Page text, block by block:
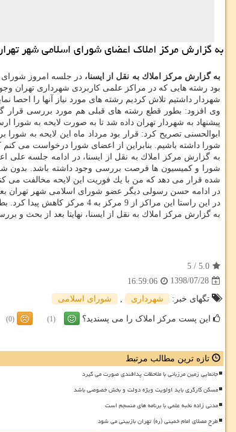
به گزارش مركز املاك اعضای شورای اسلامی شهر تهران با 14 رأی موافق یك فوریت لایحه تعیین رشته های تخصصی مراكز علمی كاربردی را به
به گزارش مركز املاك به نقل از ایسنا، در جلسه امروز شورای
بود رشته هایی كه در مراكز علمی كاربردی شهرداری تهران
شهردار داشتیم تلاش كردیم رشته های مورد نیاز آنها را احصا
وی افزود: بطور قطع رشته های قبلی هم مورد بررسی قرار
پیشنهاد به شهردار تهران داده شد تا به صورت لایحه به شورا
ابوالحسنی تصریح كرد: قرار بود مرداد ماه این لایحه به
شورا داشته باشیم. بنابراین از اعضای شورا درخواست می كنم
شورا و كمیسیون ها فرصت بررسی وجود داشته باشد. بدون شك
شده قرار می دهد كه من با یك فوریت این لایحه مخالفت می
در این راستا این مراكز از 9 مركز به 4 مركز كاهش پیدا كرد. بطور قطع ما با شهرداری یكی هستیم. بنابراین درخواست می كنم پاسخ تاخیر با تاخیر داده نشود و برای رفع بلاتكلیفی به یك فوریت این لایحه رأی بدهید.
به گزارش مركز املاك به نقل از ایسنا، نهایتا بعد از بحث و بررسی در مورد این لایحه، اعضای شورا با 14 رأی موافق
5.0
/
5
1398/07/28
16:59:06
تگهای خبر:
شهرداری , شورای اسلامی
این پست مرکز املاک را می پسندید؟ (1)
(0)
تازه ترین مطالب مرتبط
جانمایی زمین مرزبانی با ملاحظات پدافندی صورت می گیرد
مسکن کارگری باید اولویت ویژه دولت و بخش خصوصی باشد
مدنی زاده نخبه علمی با برنامه های منسجم است
طرح مصلای امام خمینی (ره) تهران بازبینی می شود